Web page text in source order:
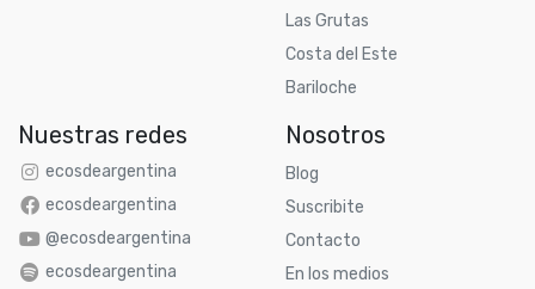
Las Grutas
Costa del Este
Bariloche
Nuestras redes
ecosdeargentina
ecosdeargentina
@ecosdeargentina
ecosdeargentina
Nosotros
Blog
Suscribite
Contacto
En los medios